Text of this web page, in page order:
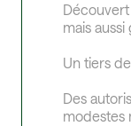
Découvert
mais aussi
Un tiers
Des
modestes